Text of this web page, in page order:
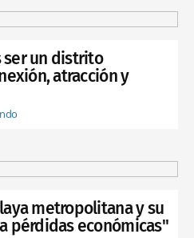
ser un distrito
atracción y
metropolitana y su
pérdidas económicas"